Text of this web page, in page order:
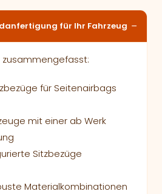
für Ihr Fahrzeug
für Seitenairbags
mit einer ab Werk
Sitzbezüge
Materialkombinationen